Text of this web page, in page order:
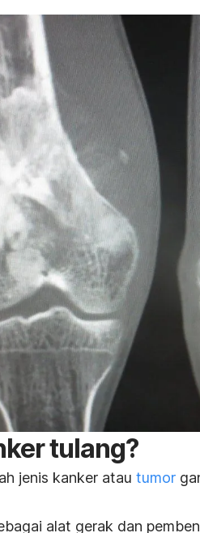
tulang?
jenis kanker atau tumor
alat gerak dan